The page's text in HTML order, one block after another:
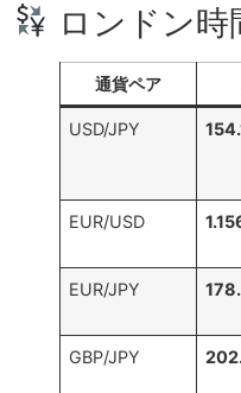
ロンドン時
通貨ペア
USD/JPY
EUR/USD
EUR/JPY
GBP/JPY